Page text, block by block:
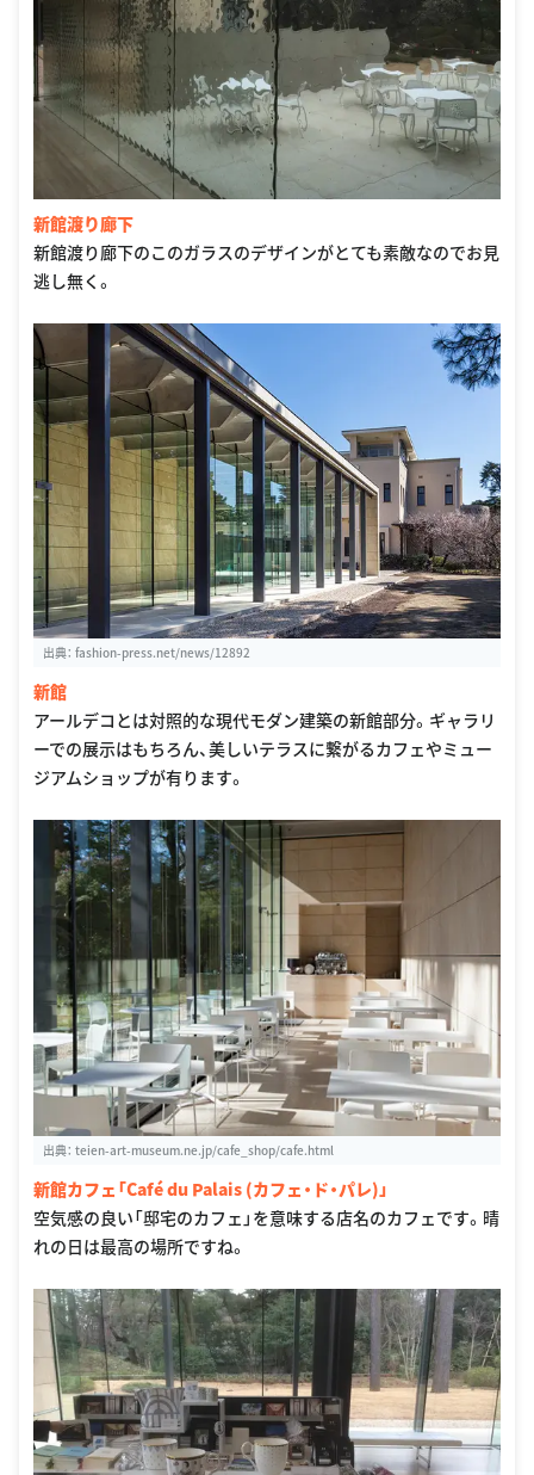
新館渡り廊下
新館渡り廊下のこのガラスのデザインがとても素敵なのでお見
逃し無く。
出典： fashion-press.net/news/12892
新館
アールデコとは対照的な現代モダン建築の新館部分。ギャラリ
ーでの展示はもちろん、美しいテラスに繋がるカフェやミュー
ジアムショップが有ります。
出典： teien-art-museum.ne.jp/cafe_shop/cafe.html
新館カフェ「Café du Palais (カフェ・ド・パレ)」
空気感の良い「邸宅のカフェ」を意味する店名のカフェです。晴
れの日は最高の場所ですね。